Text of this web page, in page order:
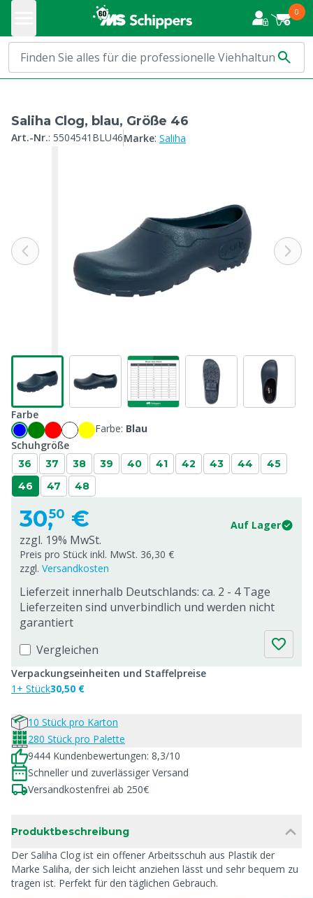
0
Saliha Clog, blau, Größe 46
Art.-Nr.: 5504541BLU46Marke: Saliha
Farbe
Farbe: Blau
Schuhgröße
36 37 38 39 40 41 42 43 44
45
46
47 48
30,50 € Auf Lager
zzgl. 19% MwSt.
Preis pro Stück inkl. MwSt. 36,30 €
zzgl. Versandkosten
Lieferzeit innerhalb Deutschlands: ca. 2 - 4 Tage
Lieferzeiten sind unverbindlich und werden nicht
garantiert
Vergleichen
Verpackungseinheiten und Staffelpreise
1+ Stück30,50 €
10 Stück pro Karton
280 Stück pro Palette
9444 Kundenbewertungen: 8,3/10
Schneller und zuverlässiger Versand
Versandkostenfrei ab 250€
Produktbeschreibung
Der Saliha Clog ist ein offener Arbeitsschuh aus Plastik der
Marke Saliha, der sich leicht anziehen lässt und sehr bequem zu
tragen ist. Perfekt für den täglichen Gebrauch.